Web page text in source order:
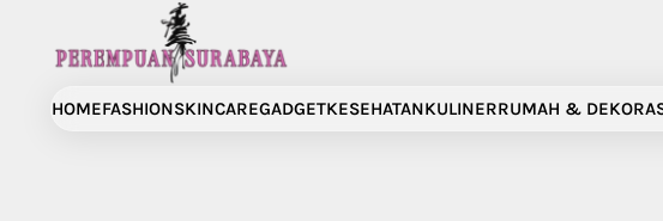
content
HOMEFASHIONSKINCAREGADGETKESEHATANKULINERRUMAH &